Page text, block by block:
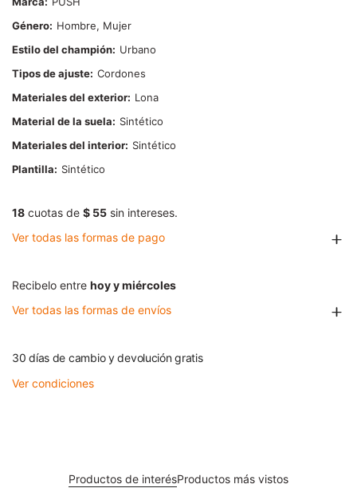
Género
Hombre, Mujer
Estilo del champión
Urbano
Tipos de ajuste Cordones
Materiales del exterior
Lona
Material de la suela
Sintético
Materiales del interior
Sintético
Plantilla
Sintético
18 cuotas de $ 55 sin intereses.
Ver todas las formas de pago
Recibelo entre hoy y miércoles
Ver todas las formas de envíos
30 días de cambio y devolución gratis
Ver condiciones
Productos de interésProductos más vistos